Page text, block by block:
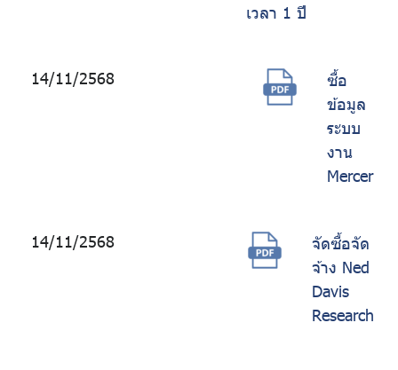
เวลา 1 ปี
14/11/2568
ซื้อ
ข้อมูล
ระบบ
งาน
Mercer
14/11/2568
จัดซื้อจัด
จ้าง Ned
Davis
Research